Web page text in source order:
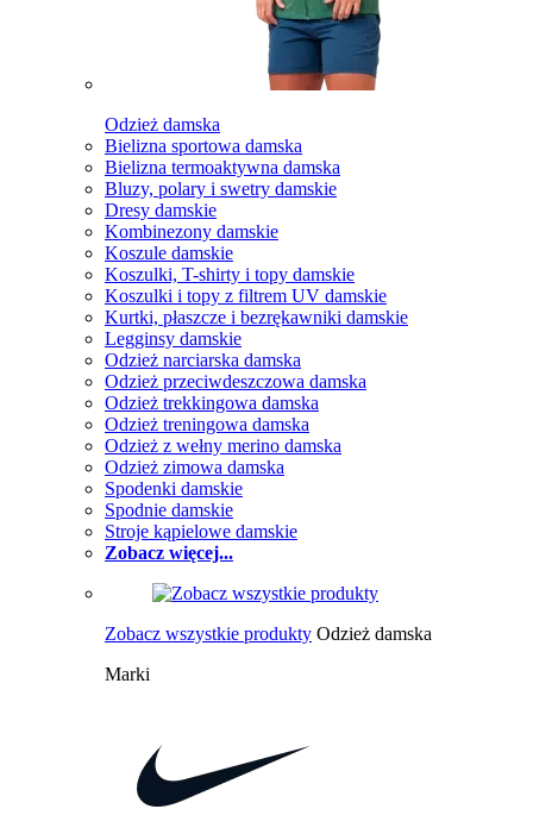
Odzież damska
Bielizna sportowa damska
Bielizna termoaktywna damska
Bluzy, polary i swetry damskie
Dresy damskie
Kombinezony damskie
Koszule damskie
Koszulki, T-shirty i topy damskie
Koszulki i topy z filtrem UV damskie
Kurtki, płaszcze i bezrękawniki damskie
Legginsy damskie
Odzież narciarska damska
Odzież przeciwdeszczowa damska
Odzież trekkingowa damska
Odzież treningowa damska
Odzież z wełny merino damska
Odzież zimowa damska
Spodenki damskie
Spodnie damskie
Stroje kąpielowe damskie
Zobacz więcej...
Zobacz wszystkie produkty Odzież damska
Marki